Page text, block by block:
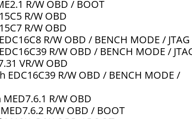
R/W OBD / BOOT
R/W OBD
R/W OBD
R/W OBD / BENCH MODE / JTAG
R/W OBD / BENCH MODE /
VR/W OBD
R/W OBD / BENCH MODE /
R/W OBD
R/W OBD / BOOT